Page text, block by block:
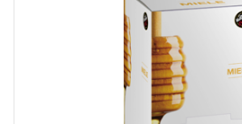
Lost password?